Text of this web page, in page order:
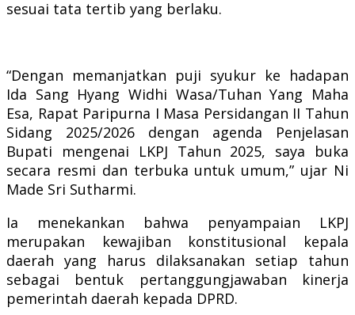
sesuai tata tertib yang berlaku.
“Dengan memanjatkan puji syukur ke hadapan
Ida Sang Hyang Widhi Wasa/Tuhan Yang Maha
Esa, Rapat Paripurna I Masa Persidangan II Tahun
Sidang 2025/2026 dengan agenda Penjelasan
Bupati mengenai LKPJ Tahun 2025, saya buka
secara resmi dan terbuka untuk umum,” ujar Ni
Made Sri Sutharmi.
Ia menekankan bahwa penyampaian LKPJ
merupakan kewajiban konstitusional kepala
daerah yang harus dilaksanakan setiap tahun
sebagai bentuk pertanggungjawaban kinerja
pemerintah daerah kepada DPRD.